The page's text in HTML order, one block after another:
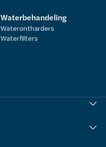
Waterbehandeling
Waterontharders
Waterfilters